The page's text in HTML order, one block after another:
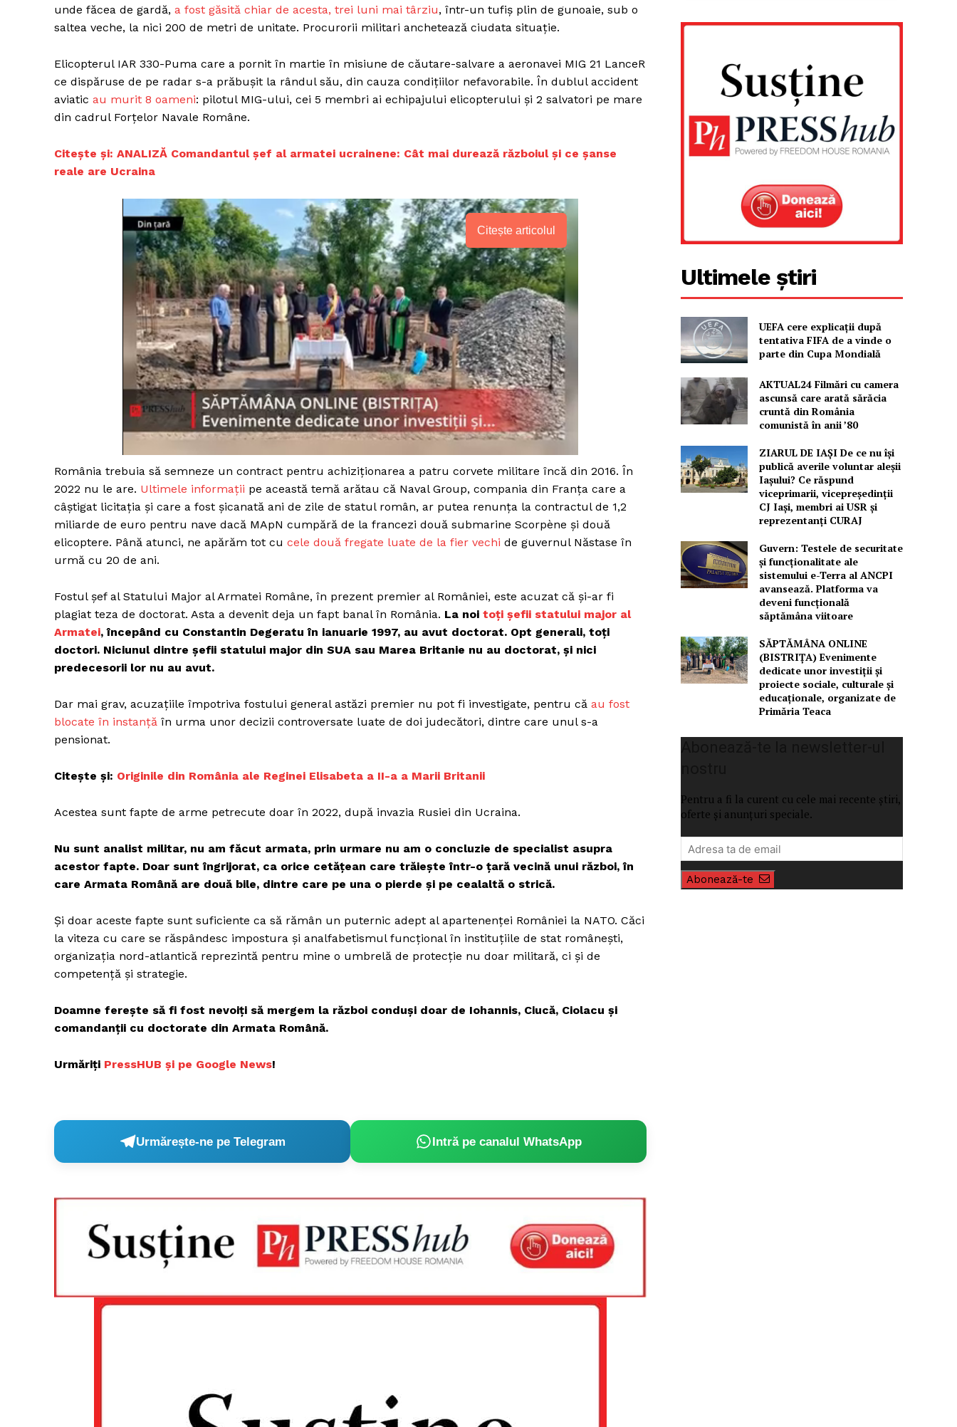
Un proiect
FREEDOM HOUSE
PRESShub
Despre noi / Echipa
Proiecte editoriale
Rețea
Contact
unde făcea de gardă, a fost găsită chiar de acesta, trei luni mai târziu, într-un tufiș plin de gunoaie, sub o
saltea veche, la nici 200 de metri de unitate. Procurorii militari anchetează ciudata situație.
Elicopterul IAR 330-Puma care a pornit în martie în misiune de căutare-salvare a aeronavei MIG 21 LanceR
ce dispăruse de pe radar s-a prăbușit la rândul său, din cauza condițiilor nefavorabile. În dublul accident
aviatic au murit 8 oameni: pilotul MIG-ului, cei 5 membri ai echipajului elicopterului și 2 salvatori pe mare
din cadrul Forțelor Navale Române.
Citește și: ANALIZĂ Comandantul șef al armatei ucrainene: Cât mai durează războiul și ce șanse
reale are Ucraina
Citește articolul
România trebuia să semneze un contract pentru achiziționarea a patru corvete militare încă din 2016. În
2022 nu le are. Ultimele informații pe această temă arătau că Naval Group, compania din Franța care a
câștigat licitația și care a fost șicanată ani de zile de statul român, ar putea renunța la contractul de 1,2
miliarde de euro pentru nave dacă MApN cumpără de la francezi două submarine Scorpène și două
elicoptere. Până atunci, ne apărăm tot cu cele două fregate luate de la fier vechi de guvernul Năstase în
urmă cu 20 de ani.
Fostul șef al Statului Major al Armatei Române, în prezent premier al României, este acuzat că și-ar fi
plagiat teza de doctorat. Asta a devenit deja un fapt banal în România. La noi toți șefii statului major al
Armatei, începând cu Constantin Degeratu în ianuarie 1997, au avut doctorat. Opt generali, toți
doctori. Niciunul dintre șefii statului major din SUA sau Marea Britanie nu au doctorat, și nici
predecesorii lor nu au avut.
Dar mai grav, acuzațiile împotriva fostului general astăzi premier nu pot fi investigate, pentru că au fost
blocate în instanță în urma unor decizii controversate luate de doi judecători, dintre care unul s-a
pensionat.
Citește și: Originile din România ale Reginei Elisabeta a II-a a Marii Britanii
Acestea sunt fapte de arme petrecute doar în 2022, după invazia Rusiei din Ucraina.
Nu sunt analist militar, nu am făcut armata, prin urmare nu am o concluzie de specialist asupra
acestor fapte. Doar sunt îngrijorat, ca orice cetățean care trăiește într-o țară vecină unui război, în
care Armata Română are două bile, dintre care pe una o pierde și pe cealaltă o strică.
Și doar aceste fapte sunt suficiente ca să rămân un puternic adept al apartenenței României la NATO. Căci
la viteza cu care se răspândesc impostura și analfabetismul funcțional în instituțiile de stat românești,
organizația nord-atlantică reprezintă pentru mine o umbrelă de protecție nu doar militară, ci și de
competență și strategie.
Doamne ferește să fi fost nevoiți să mergem la război conduși doar de Iohannis, Ciucă, Ciolacu și
comandanții cu doctorate din Armata Română.
Urmăriți PressHUB și pe Google News!
Urmărește-ne pe Telegram Intră pe canalul WhatsApp
Ultimele știri
UEFA cere explicații după
tentativa FIFA de a vinde o
parte din Cupa Mondială
AKTUAL24 Filmări cu camera
ascunsă care arată sărăcia
cruntă din România
comunistă în anii ’80
ZIARUL DE IAȘI De ce nu își
publică averile voluntar aleșii
Iașului? Ce răspund
viceprimarii, vicepreședinții
CJ Iași, membri ai USR și
reprezentanți CURAJ
Guvern: Testele de securitate
și funcționalitate ale
sistemului e-Terra al ANCPI
avansează. Platforma va
deveni funcțională
săptămâna viitoare
SĂPTĂMÂNA ONLINE
(BISTRIȚA) Evenimente
dedicate unor investiții și
proiecte sociale, culturale și
educaționale, organizate de
Primăria Teaca
Pentru a fi la curent cu cele mai recente știri,
oferte și anunțuri speciale.
Abonează-te